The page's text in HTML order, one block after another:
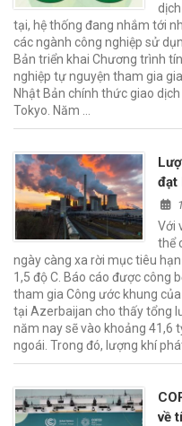
tại, hệ thống đang nhắm tới
các ngành công nghiệp sử
Bản triển khai Chương trình
nghiệp tự nguyện tham gia
Nhật Bản chính thức giao
Tokyo. Năm …
đạt
Với
thể
ngày càng xa rời mục tiêu
1,5 độ C. Báo cáo được công
tham gia Công ước khung
tại Azerbaijan cho thấy tổng
năm nay sẽ vào khoảng 41,6
ngoái. Trong đó, lượng khí
về